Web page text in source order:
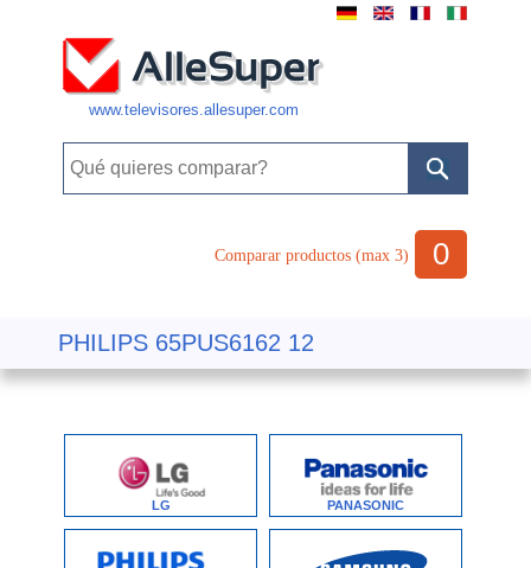
www.televisores.allesuper.com
Comparar productos (max 3) 0
PHILIPS 65PUS6162 12
LG PANASONIC